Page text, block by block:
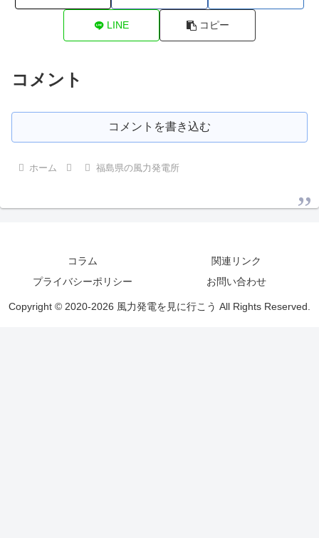
LINE コピー
コメント
コメントを書き込む
ホーム 福島県の風力発電所
コラム
関連リンク
プライバシーポリシー
お問い合わせ
Copyright © 2020-2026 風力発電を見に行こう All Rights Reserved.